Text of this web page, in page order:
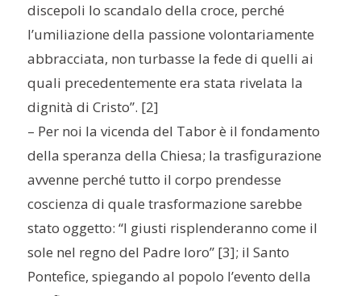
discepoli lo scandalo della croce, perché
l’umiliazione della passione volontariamente
abbracciata, non turbasse la fede di quelli ai
quali precedentemente era stata rivelata la
dignità di Cristo”. [2]
– Per noi la vicenda del Tabor è il fondamento
della speranza della Chiesa; la trasfigurazione
avvenne perché tutto il corpo prendesse
coscienza di quale trasformazione sarebbe
stato oggetto: “I giusti risplenderanno come il
sole nel regno del Padre loro” [3]; il Santo
Pontefice, spiegando al popolo l’evento della